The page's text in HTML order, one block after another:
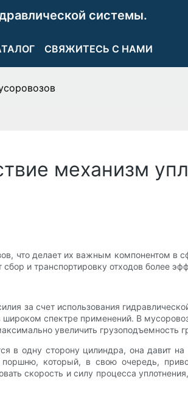
системы.
СВЯЖИТЕСЬ С НАМИ
механизм
что делает их важным компонентом в
и транспортировку отходов более
за счет использования
спектре применений. В
увеличить грузоподъемность
в одну сторону цилиндра, она давит
который, в свою очередь,
скорость и силу процесса